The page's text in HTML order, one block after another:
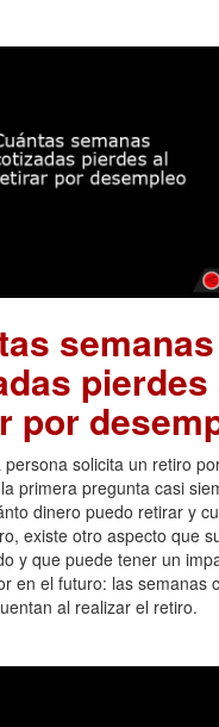
semanas
pierdes
por
persona solicita un retiro
primera pregunta casi
dinero puedo retirar y
existe otro aspecto que
y que puede tener un
en el futuro: las semanas
al realizar el retiro.